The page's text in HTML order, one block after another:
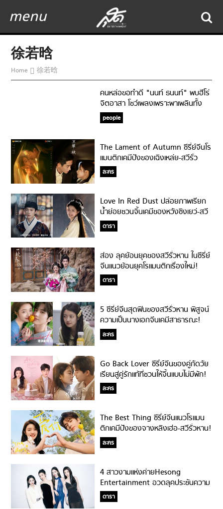
menu
徐若晗
Home 徐若晗
คนหล่อขอทำดี "นนท์ ธนนท์" พบฮีโร่
จิตอาสา โชว์เพลงเพราะพาเพลินทั้ง
โรงพยาบาล
people
The Lament of Autumn ซีรี่ย์จีนโร
แมนติกเคมีปังของเฉิงเหล่ย-สวีรั่ว
หาน!
ละคร
Love In Red Dust ปล่อยภาพเรียก
น้ำย่อยชวนจิ้นเคมีของหวังซิงเยว่-สวี
รั่วหาน!
ดารา
ส่อง ลุคย้อนยุคของสวีรั่วหาน ในซีรี่ย์
จีนแนวย้อนยุคโรแมนติกเรื่องใหม่!
ดารา
5 ซีรี่ย์จีนสุดฟินของสวีรั่วหาน พิสูจน์
ความเป็นนางเอกจีนเคมีสาธารณะ!
ละคร
Go Back Lover ซีรี่ย์จีนของคู่กัดวัย
เรียนสู่คู่รักแท้ที่ชวนให้จิ้นแบบไม่มีพัก!
ละคร
The Best Thing ซีรี่ย์จีนแนวโรแมน
ติกเคมีปังของจางหลิงเฮ่อ-สวีรั่วหาน!
ละคร
4 สาวงามแห่งค่ายHesong
Entertainment อวดลุคประชันความ
สวยในงานเดียวกัน!
ดารา